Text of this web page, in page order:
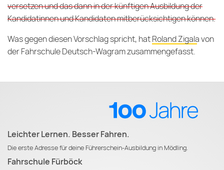
versetzen und das dann in der künftigen Ausbildung der
Kandidatinnen und Kandidaten mitberücksichtigen können.
Was gegen diesen Vorschlag spricht, hatRoland Zigala von
der Fahrschule Deutsch-Wagramzusammengefasst.
Leichter Lernen. Besser Fahren.
Die erste Adresse für deine Führerschein-Ausbildung in Mödling.
Fahrschule Fürböck